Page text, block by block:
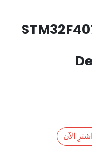
اشترِ الآن